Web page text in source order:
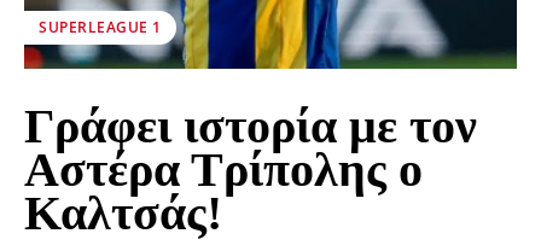
SUPERLEAGUE 1
Γράφει ιστορία με τον
Αστέρα Τρίπολης ο
Καλτσάς!